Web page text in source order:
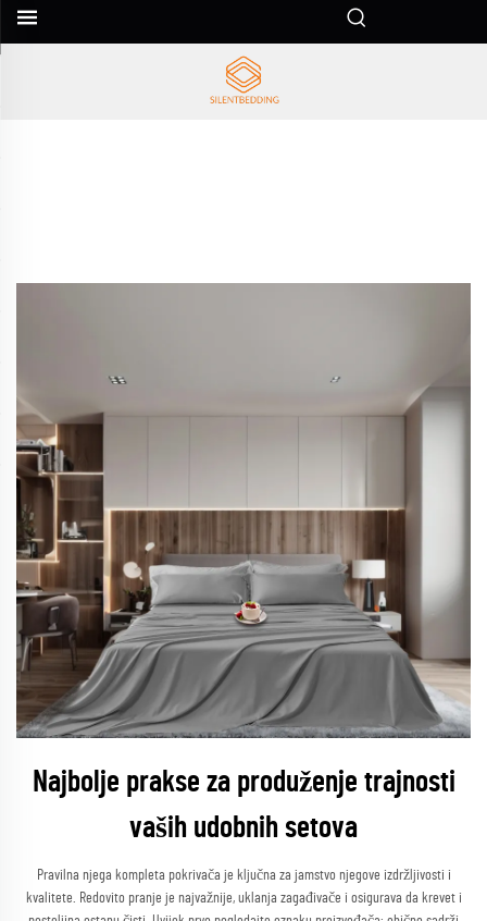
Najbolje prakse za produženje trajnosti
vaših udobnih setova
Pravilna njega kompleta pokrivača je ključna za jamstvo njegove izdržljivosti i
kvalitete. Redovito pranje je najvažnije, uklanja zagađivače i osigurava da krevet i